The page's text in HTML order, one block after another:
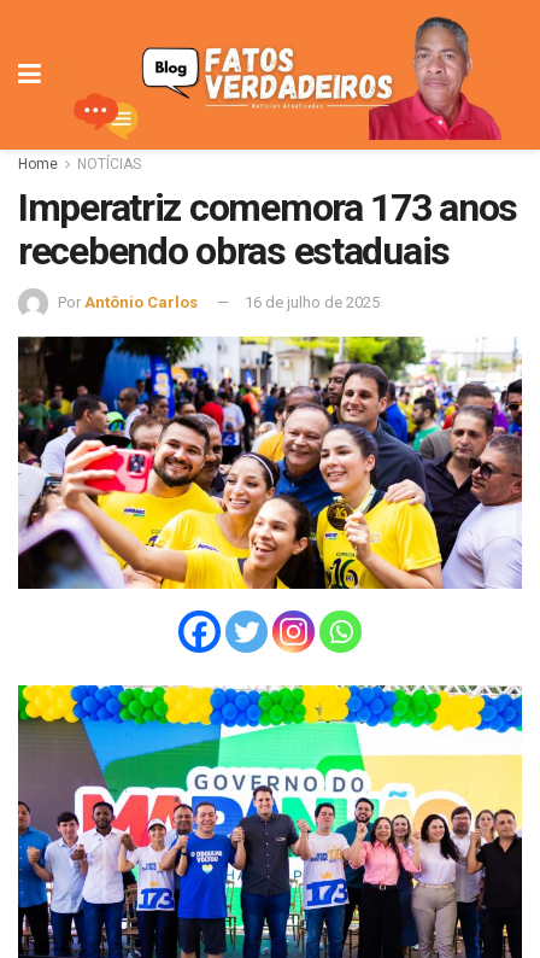
Home NOTÍCIAS
Imperatriz comemora 173 anos
recebendo obras estaduais
Por Antônio Carlos 16 de julho de 2025